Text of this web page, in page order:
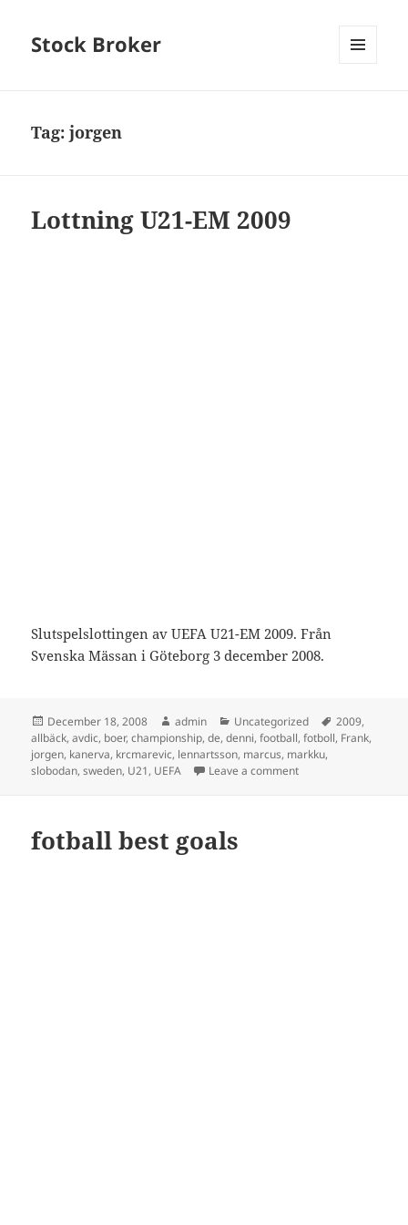
Stock Broker
Tag:jorgen
Lottning U21-EM 2009
Slutspelslottingen av UEFA U21-EM 2009. Från
Svenska Mässan i Göteborg 3 december 2008.
Posted
on
December 18, 2008 Author
admin Categories
Uncategorized Tags
2009,
allbäck,avdic, boer,championship,de,denni,football,fotboll, Frank,
jorgen, kanerva, krcmarevic, lennartsson, marcus, markku,
slobodan,sweden, U21, UEFA Leave a commenton Lottning U21-EM
fotball best goals